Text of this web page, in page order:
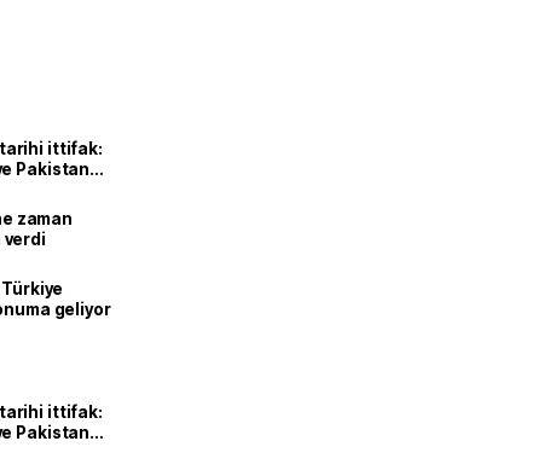
tarihi ittifak:
Pakistan
zaman
verdi
geliyor
tarihi ittifak:
Pakistan